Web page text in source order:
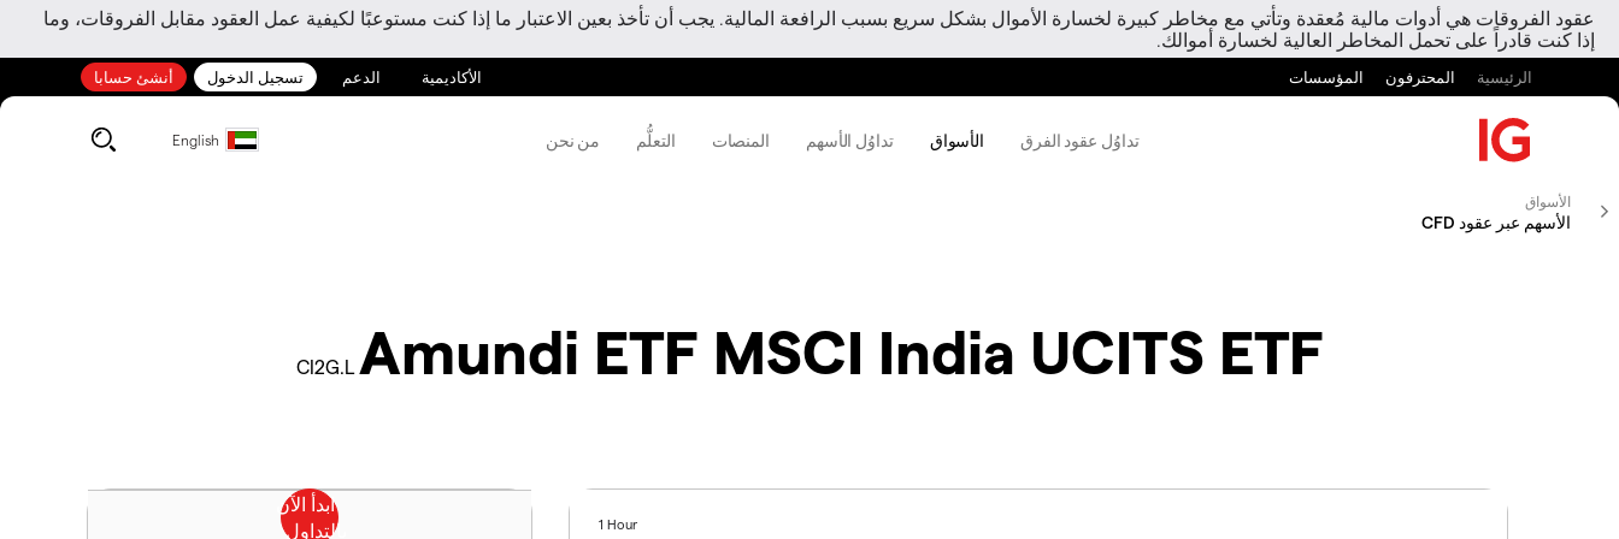
عقود الفروقات هي أدوات مالية مُعقدة وتأتي مع مخاطر كبيرة لخسارة الأموال بشكل سريع بسبب الرافعة المالية. يجب أن تأخذ بعين الاعتبار ما إذا كنت مستوعبًا لكيفية عمل العقود مقابل الفروقات، وما
إذا كنت قادراً على تحمل المخاطر العالية لخسارة أموالك.
الرئيسية المحترفون المؤسسات الأكاديمية الدعم تسجيل الدخول أنشئ حسابا
تداوُل عقود الفرق الأسواق تداوُل الأسهم المنصات التعلُّم من نحن English
الأسواق
الأسهم عبر عقود CFD
Amundi ETF MSCI India UCITS ETF
CI2G.L
1 Hour